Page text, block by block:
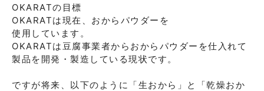
OKARATの目標
OKARATは現在、おからパウダーを
使用しています。
OKARATは豆腐事業者からおからパウダーを仕入れて
製品を開発・製造している現状です。
ですが将来、以下のように「生おから」と「乾燥おか